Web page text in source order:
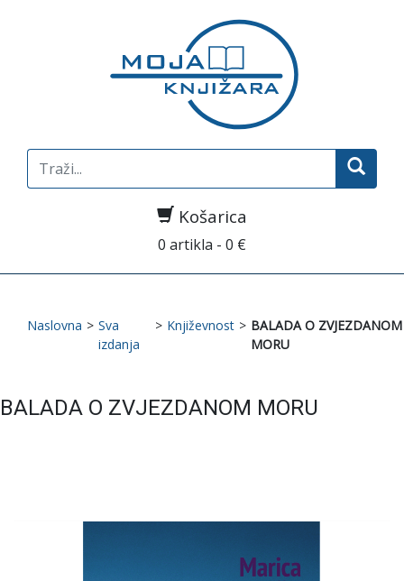
Search
for:
Košarica
0 artikla - 0 €
Naslovna > Sva
izdanja
> Književnost > BALADA O ZVJEZDANOM
MORU
BALADA O ZVJEZDANOM MORU